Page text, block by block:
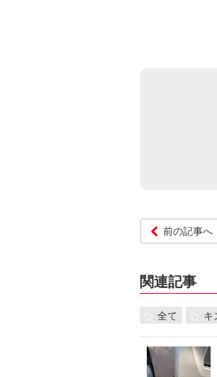
前の記事へ
関連記事
全て キ